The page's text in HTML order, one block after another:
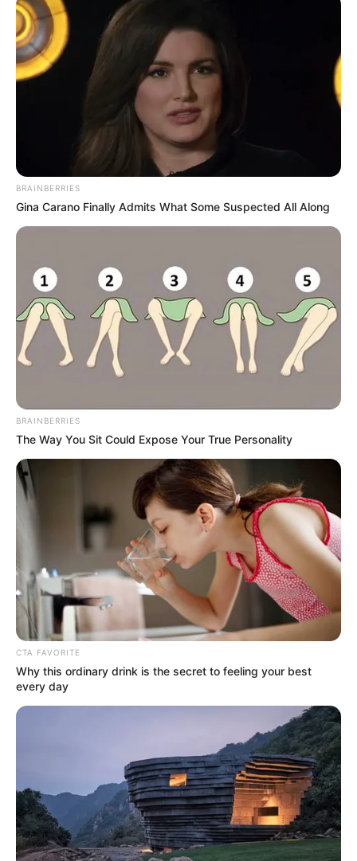
BRAINBERRIES
Gina Carano Finally Admits What Some Suspected All Along
BRAINBERRIES
The Way You Sit Could Expose Your True Personality
CTA FAVORITE
Why this ordinary drink is the secret to feeling your best
every day